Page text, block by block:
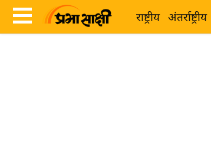
राष्ट्रीय अंतर्राष्ट्रीय